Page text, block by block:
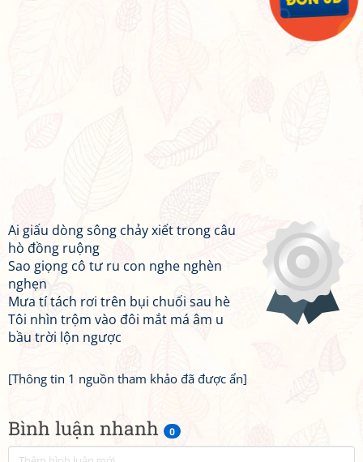
Bình luận nhanh 0
Ai giấu dòng sông chảy xiết trong câu
hò đồng ruộng
Sao giọng cô tư ru con nghe nghèn
nghẹn
Mưa tí tách rơi trên bụi chuối sau hè
Tôi nhìn trộm vào đôi mắt má âm u
bầu trời lộn ngược
[Thông tin 1 nguồn tham khảo đã được ẩn]